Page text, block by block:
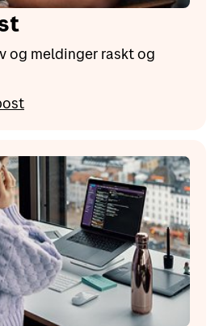
og meldinger raskt og